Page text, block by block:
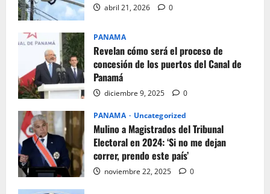
abril 21, 2026 0
PANAMA
Revelan cómo será el proceso de
concesión de los puertos del Canal de
Panamá
diciembre 9, 2025 0
PANAMA Uncategorized
Mulino a Magistrados del Tribunal
Electoral en 2024: ‘Si no me dejan
correr, prendo este país’
noviembre 22, 2025 0